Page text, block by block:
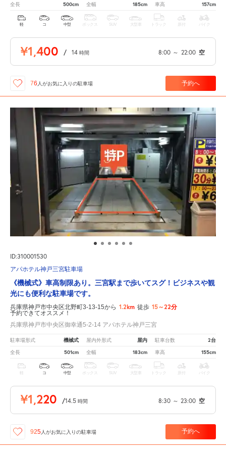
全長 500cm 全幅 185cm 車高 157cm
軽 コ 中型 ボックス SUV 大型車 トラック 原付 バイク
¥1,400 / 14 時間 8:00 ～ 22:00 空
76 人がお気に入りの駐車場 予約へ
ID:310001530
アパホテル神戸三宮駐車場
《機械式》車高制限あり。三宮駅まで歩いてスグ！ビジネスや観
光にも便利な駐車場です。
兵庫県神戸市中央区北野町3-13-15から 1.2km 徒歩 15～22分
予約できてオススメ！
兵庫県神戸市中央区御幸通5-2-14 アパホテル神戸三宮
駐車場形式 機械式 屋内外形式 屋内 駐車台数 2台
全長 501cm 全幅 183cm 車高 155cm
軽 コ 中型 ボックス SUV 大型車 トラック 原付 バイク
¥1,220 /14.5 時間 8:30 ～ 23:00 空
925 人がお気に入りの駐車場 予約へ